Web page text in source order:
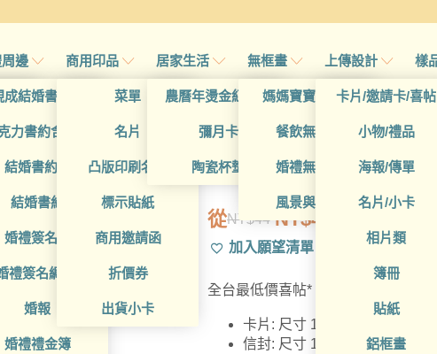
邊
成結婚書約夾
力書約含木座
結婚書約組
結婚書約
婚禮簽名簿
禮簽名綢(p)
婚報
婚禮禮金簿
商用印品
菜單
名片
凸版印刷名片
標示貼紙
商用邀請函
折價券
出貨小卡
居家生活
農曆年燙金紅包袋
彌月卡
陶瓷杯墊
無框畫
媽媽寶寶無框畫
餐飲無框畫
婚禮無框畫
風景與藝術
上傳設計
卡片/邀請卡/喜帖
小物/禮品
海報/傳單
名片/小卡
相片類
簿冊
貼紙
鋁框畫
樣
首頁/ 所有產品 /卡片/
WEA1LI0124 超
從NT$44
原
始
價
NT$44。
NT$42
目
前
價
NT$42。
加入願望清單
全台最低價喜帖*，含信封貼紙，20
卡片: 尺寸 115 x 160 mm，明
信封: 尺寸 123 x 190 mm 紙